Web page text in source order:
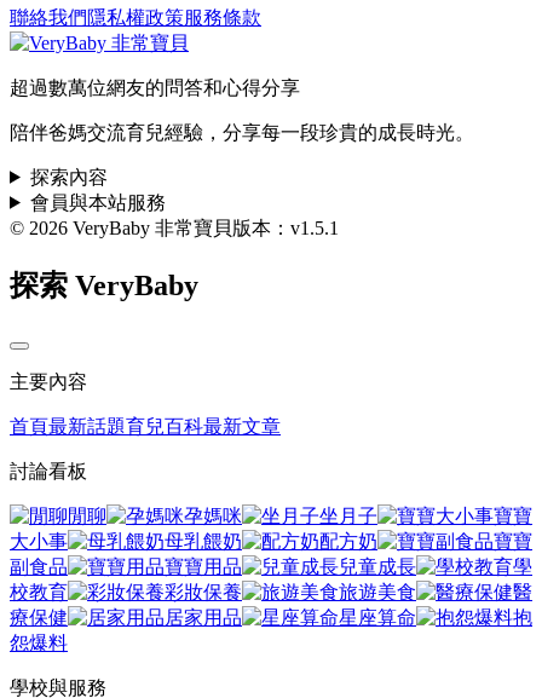
聯絡我們 隱私權政策服務條款
超過數萬位網友的問答和心得分享
陪伴爸媽交流育兒經驗，分享每一段珍貴的成長時光。
探索內容
會員與本站服務
© 2026 VeryBaby 非常寶貝版本：v1.5.1
探索 VeryBaby
主要內容
首頁最新話題育兒百科最新文章
討論看板
閒聊 孕媽咪 坐月子
寶寶
大小事
母乳餵奶 配方奶
寶寶
副食品
寶寶用品 兒童成長
學
校教育
彩妝保養 旅遊美食
醫
療保健
居家用品 星座算命
抱
怨爆料
學校與服務